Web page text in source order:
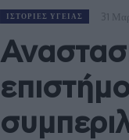
ΙΣΤΟΡΊΕΣ ΥΓΕΊΑΣ 31